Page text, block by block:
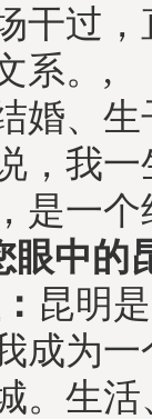
干过
文系
婚、
，我
是一个
中的
昆明
我成
。生